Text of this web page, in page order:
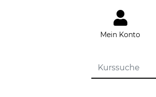
Mein Konto